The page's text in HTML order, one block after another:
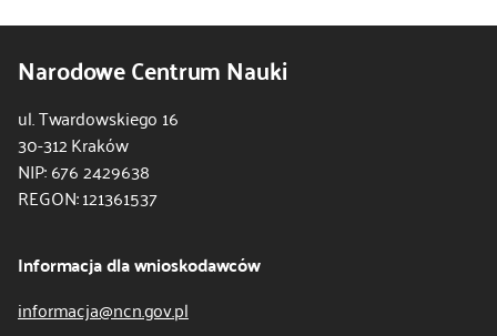
Narodowe Centrum Nauki
ul. Twardowskiego 16
30-312 Kraków
NIP: 676 2429638
REGON: 121361537
Informacja dla wnioskodawców
informacja@ncn.gov.pl